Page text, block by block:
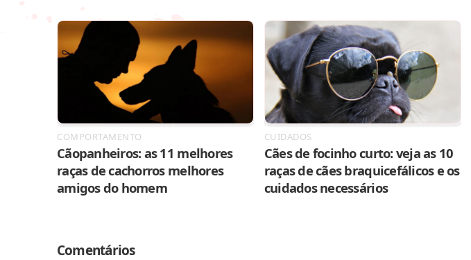
COMPORTAMENTO
Cãopanheiros: as 11 melhores
raças de cachorros melhores
amigos do homem
CUIDADOS
Cães de focinho curto: veja as 10
raças de cães braquicefálicos e os
cuidados necessários
Comentários